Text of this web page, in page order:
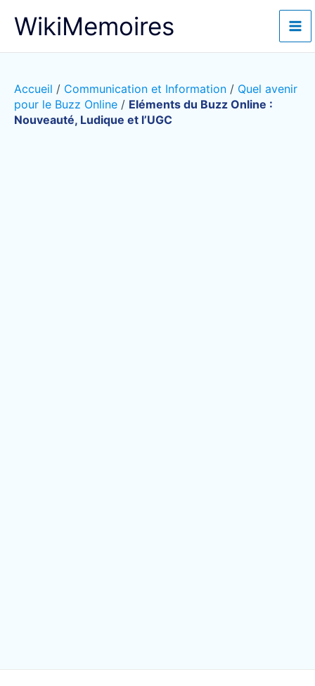
WikiMemoires
Accueil / Communication et Information / Quel avenir
pour le Buzz Online / Eléments du Buzz Online :
Nouveauté, Ludique et l’UGC